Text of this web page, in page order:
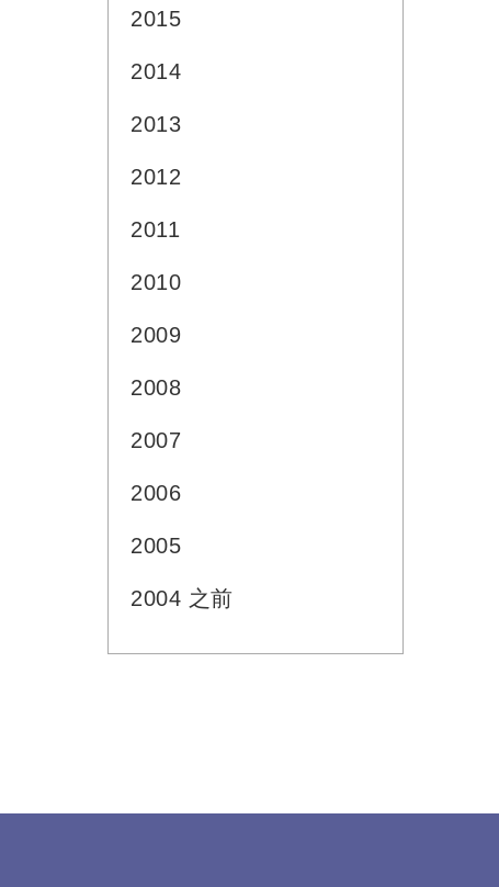
2015
2014
2013
2012
2011
2010
2009
2008
2007
2006
2005
2004 之前